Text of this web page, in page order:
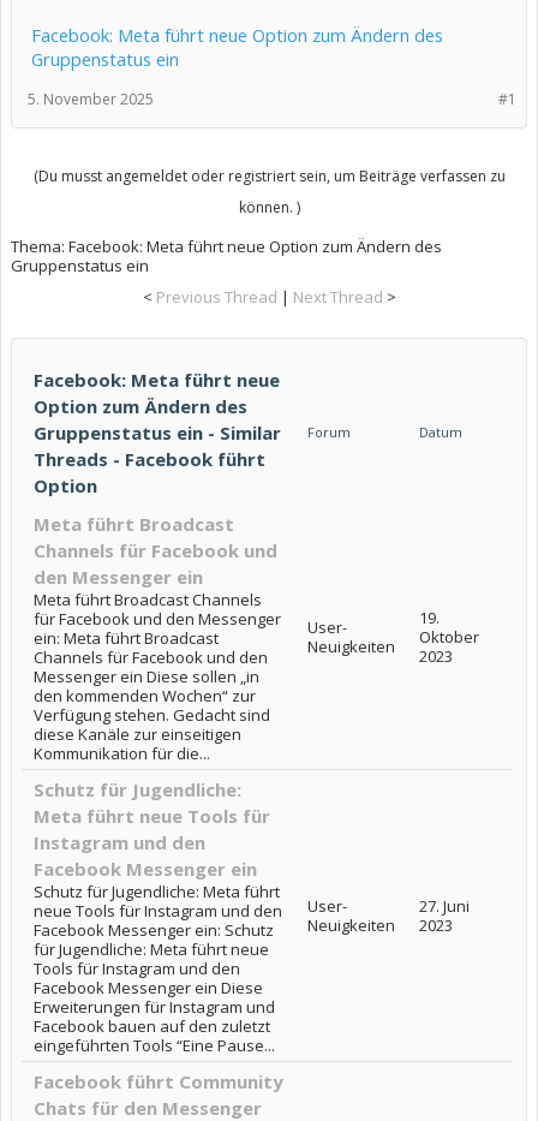
Facebook: Meta führt neue Option zum Ändern des
Gruppenstatus ein
#1
5. November 2025
(Du musst angemeldet oder registriert sein, um Beiträge verfassen zu
können. )
Thema: Facebook: Meta führt neue Option zum Ändern des
Gruppenstatus ein
< Previous Thread | Next Thread >
Facebook: Meta führt neue
Option zum Ändern des
Gruppenstatus ein - Similar
Threads - Facebook führt
Option
Forum Datum
Meta führt Broadcast
Channels für Facebook und
den Messenger ein
Meta führt Broadcast Channels
für Facebook und den Messenger
ein: Meta führt Broadcast
Channels für Facebook und den
Messenger ein Diese sollen „in
den kommenden Wochen“ zur
Verfügung stehen. Gedacht sind
diese Kanäle zur einseitigen
Kommunikation für die...
User-
Neuigkeiten
19.
Oktober
2023
Schutz für Jugendliche:
Meta führt neue Tools für
Instagram und den
Facebook Messenger ein
Schutz für Jugendliche: Meta führt
neue Tools für Instagram und den
Facebook Messenger ein: Schutz
für Jugendliche: Meta führt neue
Tools für Instagram und den
Facebook Messenger ein Diese
Erweiterungen für Instagram und
Facebook bauen auf den zuletzt
eingeführten Tools “Eine Pause...
User-
Neuigkeiten
27. Juni
2023
Facebook führt Community
Chats für den Messenger